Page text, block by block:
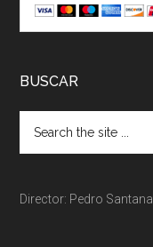
BUSCAR
Director: Pedro Santana